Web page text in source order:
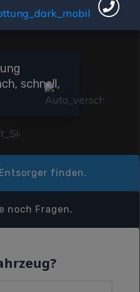
schnell,
finden.
noch Fragen.